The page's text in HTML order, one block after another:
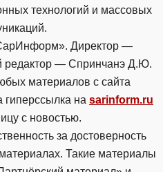
технологий и массовых
Директор —
редактор — Спринчанэ Д.Ю.
материалов с сайта
на sarinform.ru
с новостью.
за достоверность
Такие материалы